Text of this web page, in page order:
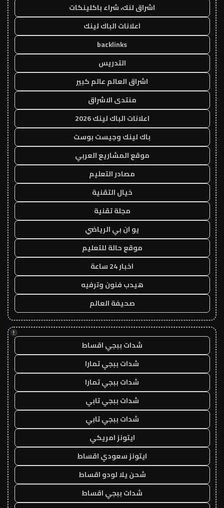
اشراق لنك، شراء باكلينكات
اعلانات الباك لينك
backlinks
التدريس
اشراق العالم عالم كبير
منتدى الاشراق
اعلانات الباك لينك 2026
باك لينك وجيست بوست
موقع المشاريع العربي
مصادر التعليم
خيال التقنية
مجلة تقنية
يو ان بي الرياضي
موقع حالة للتعليم
اخبار 24 ساعة
هيدب فنون وترفيه
صحيفة العالم
!
شدات ببجي اقساط
شدات ببجي تمارا
شدات ببجي تمارا
شدات ببجي تابي
شدات ببجي تابي
ايتونز امريكي
ايتونز سعودي اقساط
شحن يلا لودو اقساط
شدات ببجي اقساط